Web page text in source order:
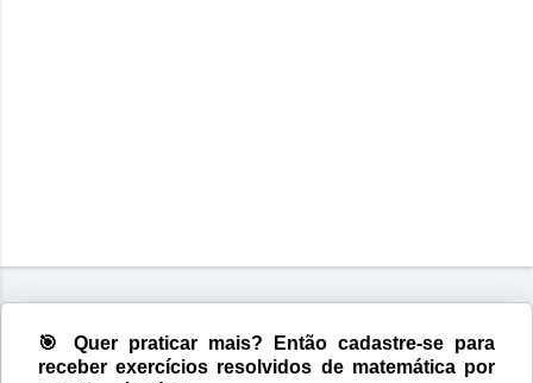
🎯 Quer praticar mais? Então cadastre-se para
receber exercícios resolvidos de matemática por